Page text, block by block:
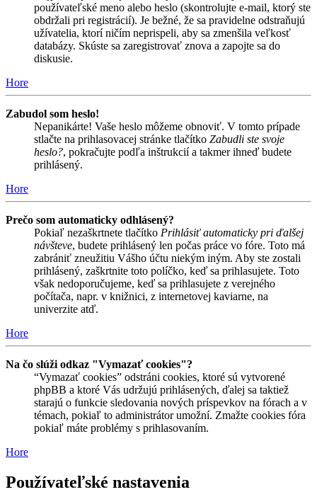
používateľské meno alebo heslo (skontrolujte e-mail, ktorý ste
obdržali pri registrácií). Je bežné, že sa pravidelne odstraňujú
užívatelia, ktorí ničím neprispeli, aby sa zmenšila veľkosť
databázy. Skúste sa zaregistrovať znova a zapojte sa do
diskusie.
Hore
Zabudol som heslo!
Nepanikárte! Vaše heslo môžeme obnoviť. V tomto prípade
stlačte na prihlasovacej stránke tlačítko Zabudli ste svoje
heslo?, pokračujte podľa inštrukcií a takmer ihneď budete
prihlásený.
Hore
Prečo som automaticky odhlásený?
Pokiaľ nezaškrtnete tlačítko Prihlásiť automaticky pri ďalšej
návšteve, budete prihlásený len počas práce vo fóre. Toto má
zabrániť zneužitiu Vášho účtu niekým iným. Aby ste zostali
prihlásený, zaškrtnite toto políčko, keď sa prihlasujete. Toto
však nedoporučujeme, keď sa prihlasujete z verejného
počítača, napr. v knižnici, z internetovej kaviarne, na
univerzite atď.
Hore
Na čo slúži odkaz "Vymazať cookies"?
“Vymazať cookies” odstráni cookies, ktoré sú vytvorené
phpBB a ktoré Vás udržujú prihlásených, ďalej sa taktiež
starajú o funkcie sledovania nových príspevkov na fórach a v
témach, pokiaľ to administrátor umožní. Zmažte cookies fóra
pokiaľ máte problémy s prihlasovaním.
Hore
Používateľské nastavenia